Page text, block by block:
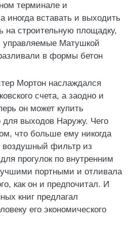
терминале и
иногда вставать и выходить
на строительную площадку,
управляемые Матушкой
в формы бетон
Мортон наслаждался
счета, а заодно и
он может купить
выходов Наружу. Чего
что больше ему никогда
воздушный фильтр из
прогулок по внутренним
портными и отливала
как он и предпочитал. И
книг предлагал
его экономического